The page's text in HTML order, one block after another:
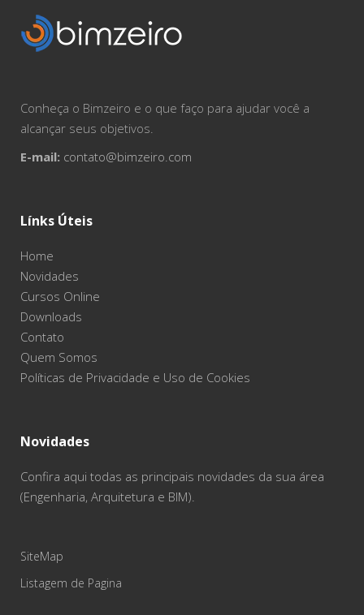
Conheça o Bimzeiro e o que faço para ajudar você a
alcançar seus objetivos.
E-mail: contato@bimzeiro.com
Línks Úteis
Home
Novidades
Cursos Online
Downloads
Contato
Quem Somos
Políticas de Privacidade e Uso de Cookies
Novidades
Confira aqui todas as principais novidades da sua área
(Engenharia, Arquitetura e BIM).
SiteMap
Listagem de Pagina